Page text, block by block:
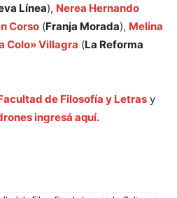
Línea), Nerea Hernando
Corso (Franja Morada), Melina
Colo» Villagra (La Reforma
de Filosofía y Letras y
ingresá aquí.